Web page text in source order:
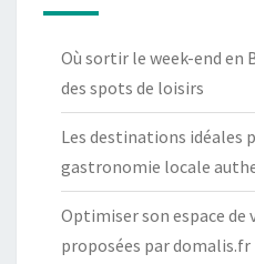
I
Où sortir le week-end en
des spots de loisirs
Les destinations idéales
gastronomie locale
Optimiser son espace de
proposées par domalis.fr